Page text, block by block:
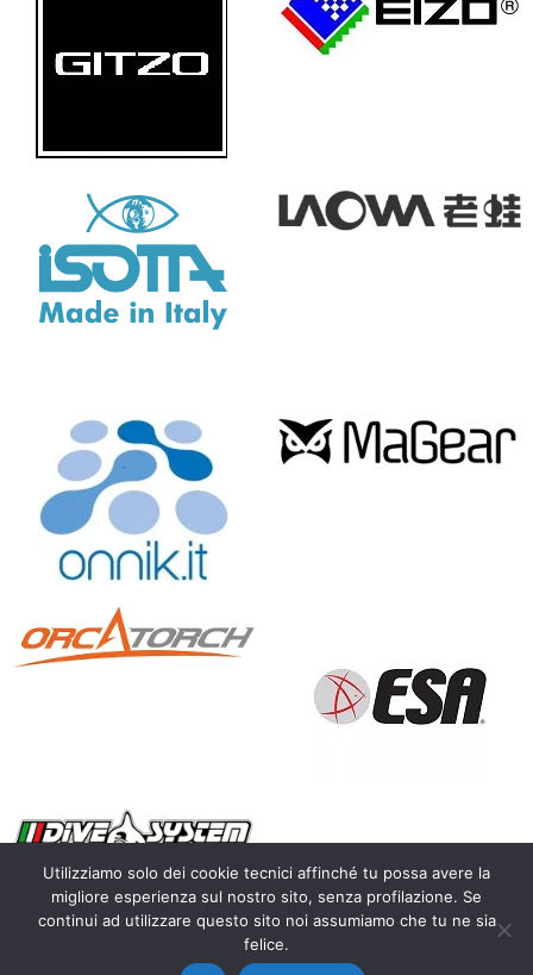
Copyright 2010 – 2026 Calosoma.it – fotografia naturalistica
wildlife photography – P.IVA IT03450300128 |
Utilizziamo solo dei cookie tecnici affinché tu possa avere la
migliore esperienza sul nostro sito, senza profilazione. Se
continui ad utilizzare questo sito noi assumiamo che tu ne sia
felice.